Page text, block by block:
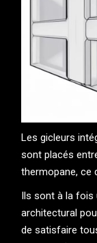
Les gicleurs
sont placés
thermopane, ce
Ils sont à la fois
architectural
de satisfaire